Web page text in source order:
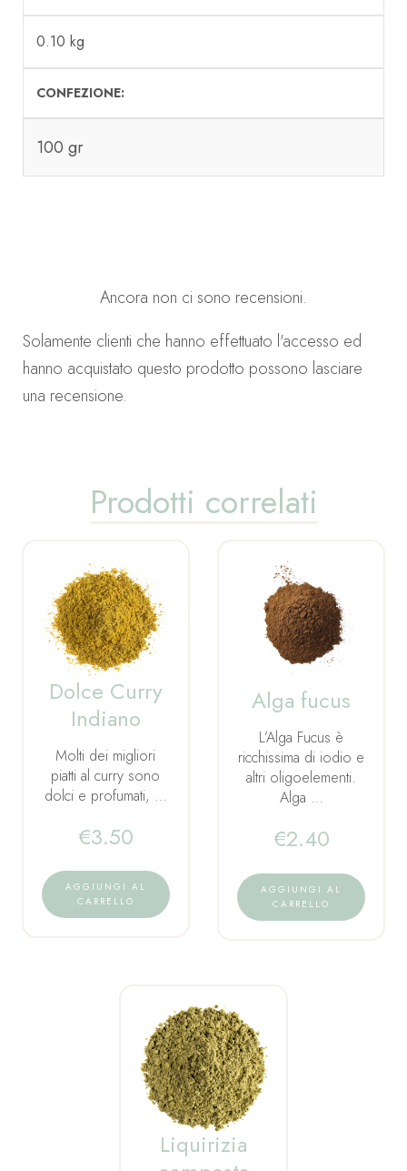
0.10 kg
CONFEZIONE
100 gr
Ancora non ci sono recensioni.
Solamente clienti che hanno effettuato l'accesso ed
hanno acquistato questo prodotto possono lasciare
una recensione.
Prodotti correlati
Dolce Curry
Indiano
Molti dei migliori
piatti al curry sono
dolci e profumati, …
€3.50
AGGIUNGI AL
CARRELLO
Alga fucus
L’Alga Fucus è
ricchissima di iodio e
altri oligoelementi.
Alga …
€2.40
AGGIUNGI AL
CARRELLO
Liquirizia